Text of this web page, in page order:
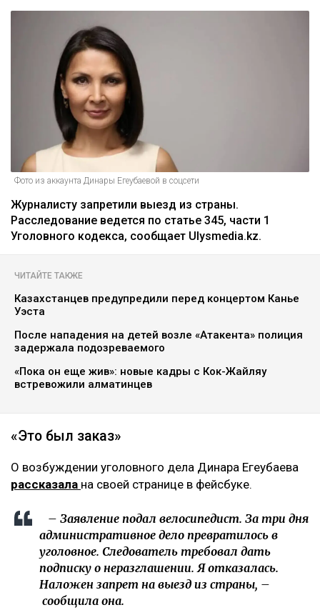
Фото из аккаунта Динары Егеубаевой в соцсети
Журналисту запретили выезд из страны.
Расследование ведется по статье 345, части 1
Уголовного кодекса, сообщает Ulysmedia.kz.
ЧИТАЙТЕ ТАКЖЕ
Казахстанцев предупредили перед концертом Канье
Уэста
После нападения на детей возле «Атакента» полиция
задержала подозреваемого
«Пока он еще жив»: новые кадры с Кок-Жайляу
встревожили алматинцев
«Это был заказ»
О возбуждении уголовного дела Динара Егеубаева
рассказала на своей странице в фейсбуке.
– Заявление подал велосипедист. За три дня
административное дело превратилось в
уголовное. Следователь требовал дать
подписку о неразглашении. Я отказалась.
Наложен запрет на выезд из страны, –
сообщила она.